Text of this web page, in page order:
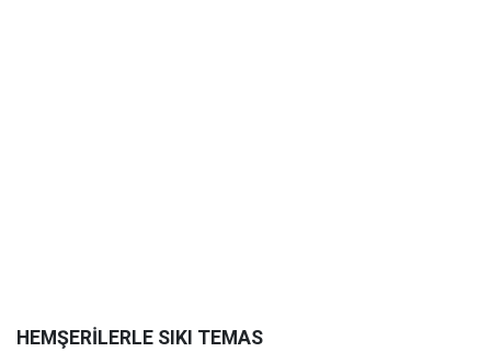
HEMŞERİLERLE SIKI TEMAS